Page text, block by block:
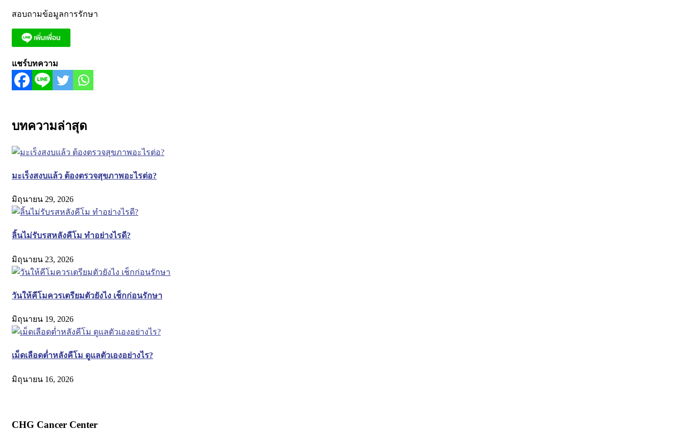
สอบถามข้อมูลการรักษา
แชร์บทความ
บทความล่าสุด
มะเร็งสงบแล้ว ต้องตรวจสุขภาพอะไรต่อ?
มิถุนายน 29, 2026
ลิ้นไม่รับรสหลังคีโม ทำอย่างไรดี?
มิถุนายน 23, 2026
วันให้คีโมควรเตรียมตัวยังไง เช็กก่อนรักษา
มิถุนายน 19, 2026
เม็ดเลือดต่ำหลังคีโม ดูแลตัวเองอย่างไร?
มิถุนายน 16, 2026
CHG Cancer Center